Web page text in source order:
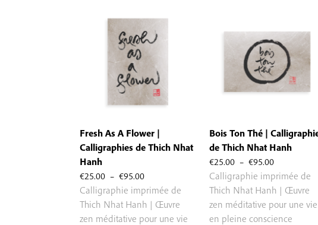
€25.00 – €95.00Plage
de
prix :
€25.00
Fresh As A Flower |
Calligraphies de Thich Nhat
Hanh
Calligraphie imprimée de
Thich Nhat Hanh | Œuvre
zen méditative pour une vie
€25.00 – €95.00Plage
de
prix :
€25.00
à
Bois Ton Thé |
de Thich Nhat Hanh
Calligraphie imprimée de
Thich Nhat Hanh | Œuvre
zen méditative pour une vie
en pleine conscience